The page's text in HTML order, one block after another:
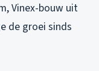
Vinex-bouw uit
de groei sinds